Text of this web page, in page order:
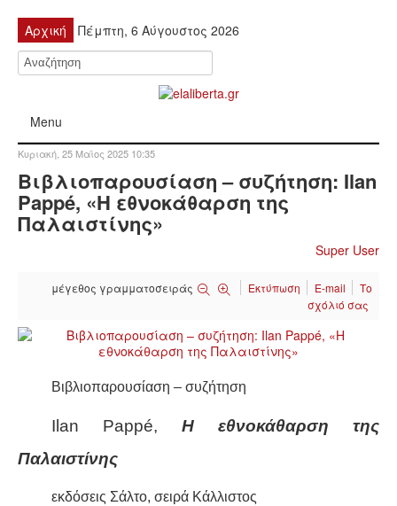
Αρχική Πέμπτη, 6 Αύγουστος 2026
Menu
ΚΙΝΗΤΟΠΟΙΉΣΕΙΣ
ΑΝΑΚΟΙΝΏΣΕΙΣ
ΑΝΑΛΎΣΕΙΣ
ΟΙΚΟΝΟΜΊΑ
ΔΙΕΘΝΉ
Κυριακή, 25 Μαϊος 2025 10:35
Βιβλιοπαρουσίαση – συζήτηση: Ilan
Pappé, «Η εθνοκάθαρση της
Παλαιστίνης»
Super User
μέγεθος γραμματοσειράς Εκτύπωση E-mail
Το
σχόλιό σας
Βιβλιοπαρουσίαση – συζήτηση
Ilan Pappé, Η εθνοκάθαρση της
Παλαιστίνης
εκδόσεις Σάλτο, σειρά Κάλλιστος